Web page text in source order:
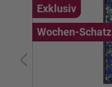
Exklusiv
Wochen-Schatz